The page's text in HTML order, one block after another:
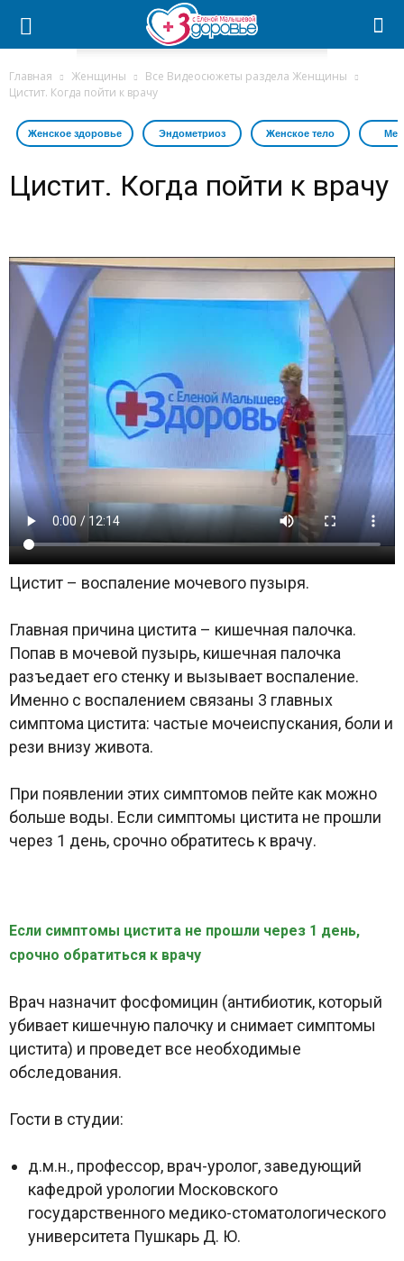
Главная Женщины
Все Видеосюжеты раздела Женщины
Цистит. Когда пойти к врачу
Женское здоровье Эндометриоз Женское тело
Цистит. Когда пойти к врачу
Цистит – воспаление мочевого пузыря.
Главная причина цистита – кишечная палочка.
Попав в мочевой пузырь, кишечная палочка
разъедает его стенку и вызывает воспаление.
Именно с воспалением связаны 3 главных
симптома цистита: частые мочеиспускания, боли и
рези внизу живота.
При появлении этих симптомов пейте как можно
больше воды. Если симптомы цистита не прошли
через 1 день, срочно обратитесь к врачу.
Если симптомы цистита не прошли через 1 день,
срочно обратиться к врачу
Врач назначит фосфомицин (антибиотик, который
убивает кишечную палочку и снимает симптомы
цистита) и проведет все необходимые
обследования.
Гости в студии:
д.м.н., профессор, врач-уролог, заведующий
кафедрой урологии Московского
государственного медико-стоматологического
университета Пушкарь Д. Ю.